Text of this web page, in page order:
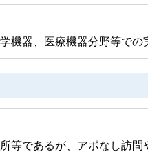
機器、医療機器分野等での
等であるが、アポなし訪